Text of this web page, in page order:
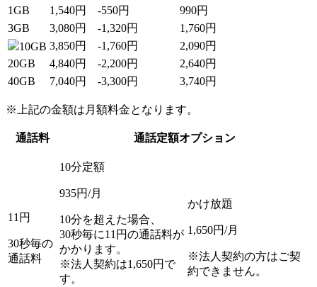
1GB 1,540円 -550円 990円
3GB 3,080円 -1,320円 1,760円
10GB 3,850円 -1,760円 2,090円
20GB 4,840円 -2,200円 2,640円
40GB 7,040円 -3,300円 3,740円
※上記の金額は月額料金となります。
通話料 通話定額オプション
11円
30秒毎の
通話料
10分定額
935円/月
10分を超えた場合、
30秒毎に11円の通話料が
かかります。
※法人契約は1,650円で
す。
かけ放題
1,650円/月
※法人契約の方はご契
約できません。